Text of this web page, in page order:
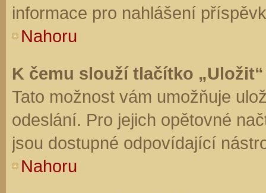
informace pro nahlášení
Nahoru
K čemu slouží tlačítko
Tato možnost vám umožňuje
odeslání. Pro jejich opětovné
jsou dostupné odpovídající
Nahoru